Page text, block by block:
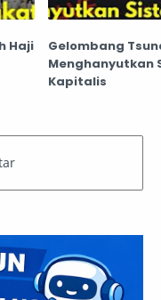
Gelombang
Menghanyutkan Sistem Kesehatan
Kapitalis